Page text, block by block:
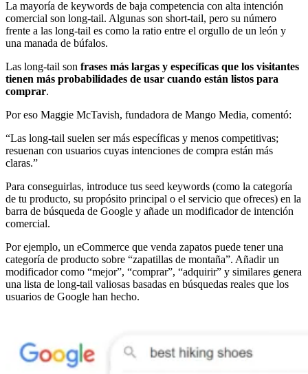
La mayoría de keywords de baja competencia con alta intención
comercial son long-tail. Algunas son short-tail, pero su número
frente a las long-tail es como la ratio entre el orgullo de un león y
una manada de búfalos.
Las long-tail son frases más largas y específicas que los visitantes
tienen más probabilidades de usar cuando están listos para
comprar.
Por eso Maggie McTavish, fundadora de Mango Media, comentó:
“Las long-tail suelen ser más específicas y menos competitivas;
resuenan con usuarios cuyas intenciones de compra están más
claras.”
Para conseguirlas, introduce tus seed keywords (como la categoría
de tu producto, su propósito principal o el servicio que ofreces) en la
barra de búsqueda de Google y añade un modificador de intención
comercial.
Por ejemplo, un eCommerce que venda zapatos puede tener una
categoría de producto sobre “zapatillas de montaña”. Añadir un
modificador como “mejor”, “comprar”, “adquirir” y similares genera
una lista de long-tail valiosas basadas en búsquedas reales que los
usuarios de Google han hecho.